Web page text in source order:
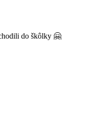
do škôlky 🤗